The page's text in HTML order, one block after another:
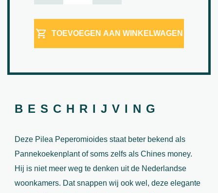
TOEVOEGEN AAN WINKELWAGEN
BESCHRIJVING
Deze Pilea Peperomioides staat beter bekend als
Pannekoekenplant of soms zelfs als Chines money.
Hij is niet meer weg te denken uit de Nederlandse
woonkamers. Dat snappen wij ook wel, deze elegante